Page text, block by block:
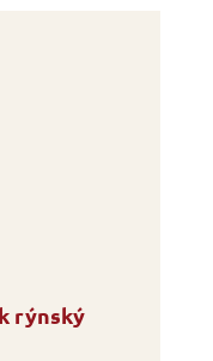
rýnský